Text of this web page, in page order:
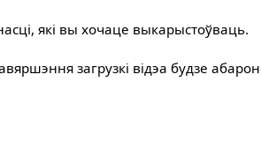
які вы хочаце выкарыстоўваць.
загрузкі відэа будзе